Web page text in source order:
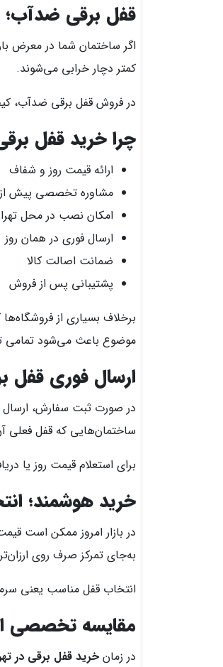
قفل برقی ضدآب؛
اگر ساختمان شما در معرض
کمتر دچار خرابی می‌شوند.
در فروش قفل برقی ضدآب،
چرا خرید قفل
ارائه قیمت روز و شفاف
مشاوره تخصصی پیش
امکان نصب در محل
ارسال فوری در همان روز
ضمانت اصالت کالا
پشتیبانی پس از فروش
موضوع باعث می‌شود تمامی
ارسال فوری قفل
در صورت ثبت سفارش، ارسال
ساختمان‌هایی که قفل فعلی
برای استعلام قیمت روز یا
خرید هوشمند؛
در بازار امروز ممکن است
به‌جای تمرکز صرف روی
انتخاب قفل مناسب یعنی
مقایسه تخصصی
در زمان خرید قفل برقی در